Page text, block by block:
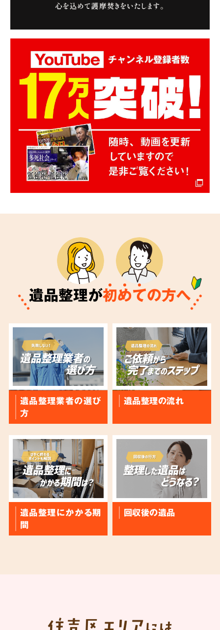
遺品整理が初めての方へ
遺品整理業者の選び
方
遺品整理の流れ
遺品整理にかかる期
間
回収後の遺品
住吉区 エリア には